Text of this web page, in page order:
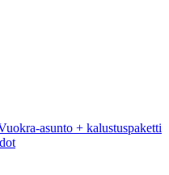
asunto + kalustuspaketti